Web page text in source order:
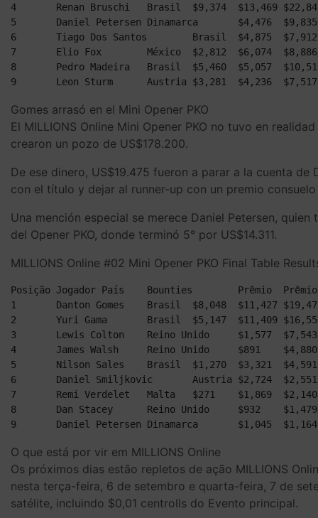
4	Renan Bruschi	Brasil	$9,374	$13,469	$22,843
5	Daniel Petersen	Dinamarca	$4,476	$9,835	$14,311
6	Tiago Dos Santos	Brasil	$4,875	$7,912	$12,787
7	Elio Fox	México	$2,812	$6,074	$8,886
8	Pedro Madeira	Brasil	$5,460	$5,057	$10,517
Gomes arrasó en el Mini Opener PKO
El MILLIONS Online Mini Opener PKO no tuvo en
crearon un pozo de US$178.200.
De ese dinero, US$19.475 fueron a parar a la cuenta
con el título y dejar al runner-up con un premio
Una mención especial se merece Daniel Petersen,
del Opener PKO, donde terminó 5° por US$14.311.
MILLIONS Online #02 Mini Opener PKO Final Table
Posição	Jogador	País	Bounties	Prêmio	Prêmio total
1	Danton Gomes	Brasil	$8,048	$11,427	$19,475
2	Yuri Gama	Brasil	$5,147	$11,409	$16,556
3	Lewis Colton	Reino Unido	$1,577	$7,543	$9,120
4	James Walsh	Reino Unido	$891	$4,880	$5,771
5	Nilson Sales	Brasil	$1,270	$3,321	$4,591
6	Daniel Smiljkovic	Austria	$2,724	$2,551	$5,275
7	Remi Verdelet	Malta	$271	$1,869	$2,140
8	Dan Stacey	Reino Unido	$932	$1,479	$2,411
O que está por vir em MILLIONS Online
Os próximos dias estão repletos de ação MILLIONS
nesta terça-feira, 6 de setembro e quarta-feira, 7 de
satélite, incluindo $0,01 centrolls do Evento principal.